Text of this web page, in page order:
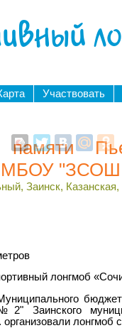
Участвовать
МБОУ
Заинск, Казанская,
лонгмоб
Заинского